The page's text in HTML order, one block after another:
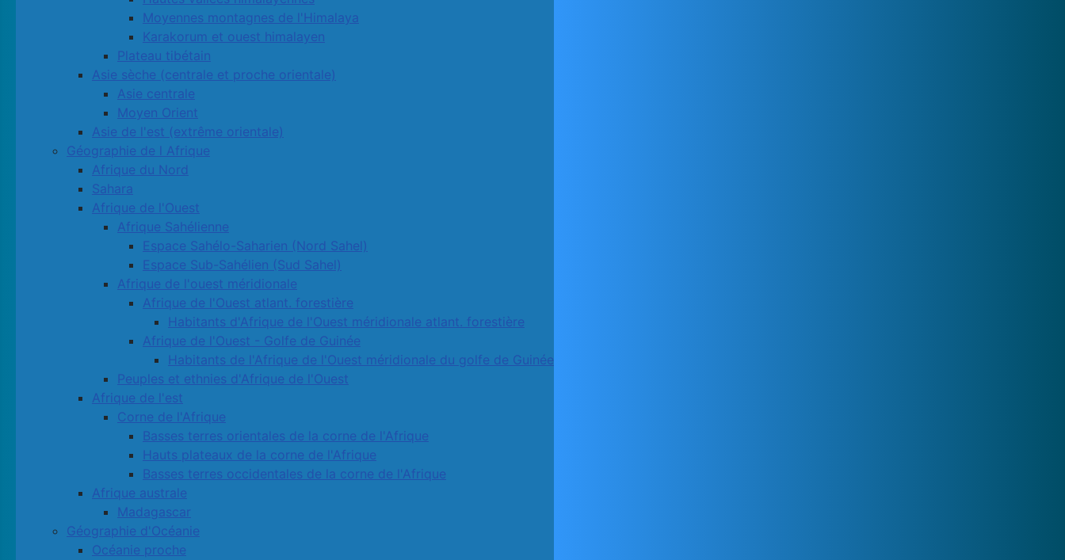
Moyennes montagnes de l'Himalaya
Karakorum et ouest himalayen
Plateau tibétain
Asie sèche (centrale et proche orientale)
Asie centrale
Moyen Orient
Asie de l'est (extrême orientale)
Géographie de l Afrique
Afrique du Nord
Sahara
Afrique de l'Ouest
Afrique Sahélienne
Espace Sahélo-Saharien (Nord Sahel)
Espace Sub-Sahélien (Sud Sahel)
Afrique de l'ouest méridionale
Afrique de l'Ouest atlant. forestière
Habitants d'Afrique de l'Ouest méridionale atlant. forestière
Afrique de l'Ouest - Golfe de Guinée
Habitants de l'Afrique de l'Ouest méridionale du golfe de Guinée
Peuples et ethnies d'Afrique de l'Ouest
Afrique de l'est
Corne de l'Afrique
Basses terres orientales de la corne de l'Afrique
Hauts plateaux de la corne de l'Afrique
Basses terres occidentales de la corne de l'Afrique
Afrique australe
Madagascar
Géographie d'Océanie
Océanie proche